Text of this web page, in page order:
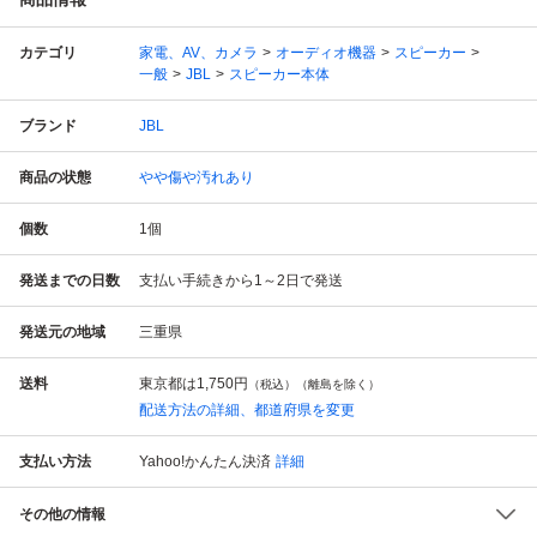
カテゴリ 家電、AV、カメラ オーディオ機器
スピーカー
一般
JBL スピーカー本体
ブランド JBL
商品の状態 やや傷や汚れあり
個数 1個
発送までの日数 支払い手続きから1～2日で発送
発送元の地域 三重県
送料 東京都は1,750円 （税込）（離島を除く）
配送方法の詳細、都道府県を変更
支払い方法 Yahoo!かんたん決済 詳細
その他の情報